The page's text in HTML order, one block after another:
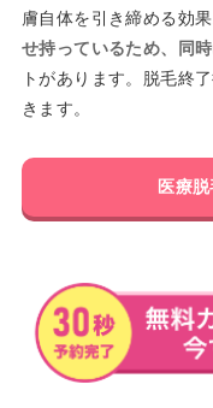
膚自体を引き締める効果
せ持っているため、同
トがあります。脱毛終
きます。
医療